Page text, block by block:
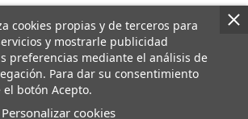
cookies propias y de terceros para
y mostrarle publicidad
preferencias mediante el análisis de
Para dar su consentimiento
botón Acepto.
Personalizar cookies